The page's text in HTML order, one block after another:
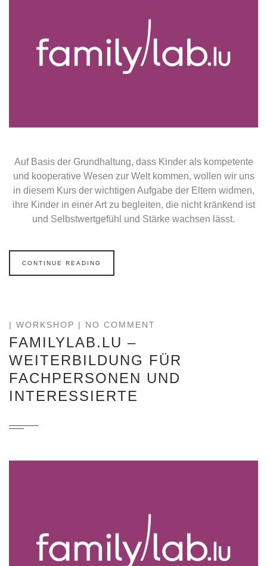
Auf Basis der Grundhaltung, dass Kinder als kompetente
und kooperative Wesen zur Welt kommen, wollen wir uns
in diesem Kurs der wichtigen Aufgabe der Eltern widmen,
ihre Kinder in einer Art zu begleiten, die nicht kränkend ist
und Selbstwertgefühl und Stärke wachsen lässt.
CONTINUE READING
| WORKSHOP | NO COMMENT
FAMILYLAB.LU –
WEITERBILDUNG FÜR
FACHPERSONEN UND
INTERESSIERTE